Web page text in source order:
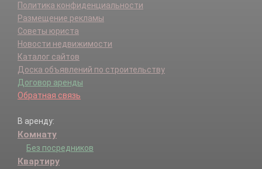
Политика конфиденциальности
Размещение рекламы
Советы юриста
Новости недвижимости
Каталог сайтов
Доска объявлений по строительству
Договор аренды
Обратная связь
В аренду:
Комнату
Без посредников
Квартиру